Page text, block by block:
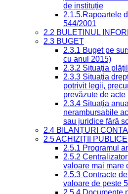
de instituție
2.1.5.Rapoartele
544/2001
2.2 BULETINUL
2.3 BUGET
2.3.1 Buget pe
cu anul 2015)
2.3.2 Situația
2.3.3 Situația
potrivit legii,
prevăzute de acte
2.3.4 Situația
nerambursabile
sau juridice fără
2.4 BILANȚURI
2.5 ACHIZIȚII PUBLICE
2.5.1 Programul
2.5.2
valoare mai mare
2.5.3 Contracte
valoare de peste
2.5.4 Documente